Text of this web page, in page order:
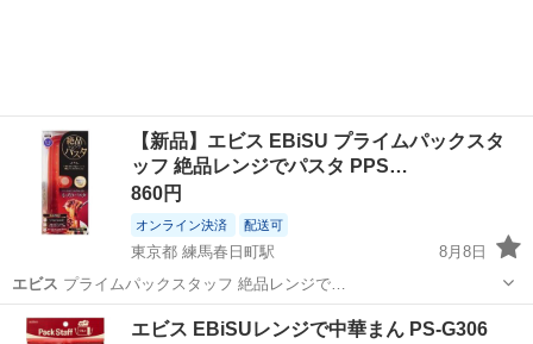
【新品】エビス EBiSU プライムパックスタ
ッフ 絶品レンジでパスタ PPS…
860円
オンライン決済 配送可
東京都 練馬春日町駅
8月8日
エビス プライムパックスタッフ 絶品レンジで…
東京 練馬区 練馬春日町駅 調理器具 エビス
エビス EBiSUレンジで中華まん PS-G306